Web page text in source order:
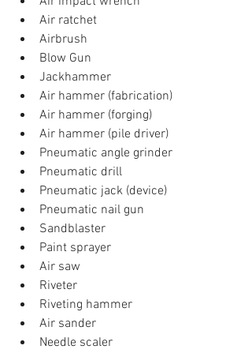
Air ratchet
Airbrush
Blow Gun
Jackhammer
Air hammer (fabrication)
Air hammer (forging)
Air hammer (pile driver)
Pneumatic angle grinder
Pneumatic drill
Pneumatic jack (device)
Pneumatic nail gun
Sandblaster
Paint sprayer
Air saw
Riveter
Riveting hammer
Air sander
Needle scaler